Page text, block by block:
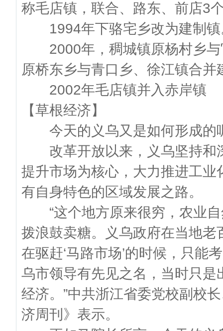
称毛店镇，联合、路东、前店3
1994年下骆宅乡改为建制镇
2000年，稠城镇原杨村乡与
原桥东乡与青口乡、徐江镇合并
2002年毛店镇并入赤岸镇
【草根经济】
今天的义乌又是如何形成的
改革开放以来，义乌坚持和
提升市场为核心，大力推进工
有自身特色的区域发展之路。
“这个地方原来很穷，农业自
拨浪鼓卖糖。义乌政府在当地
在驱赶‘马路市场’的时候，只能
乌市领导有先见之名，当时只
经济。”中共浙江省委党校副校
济周刊》表示。